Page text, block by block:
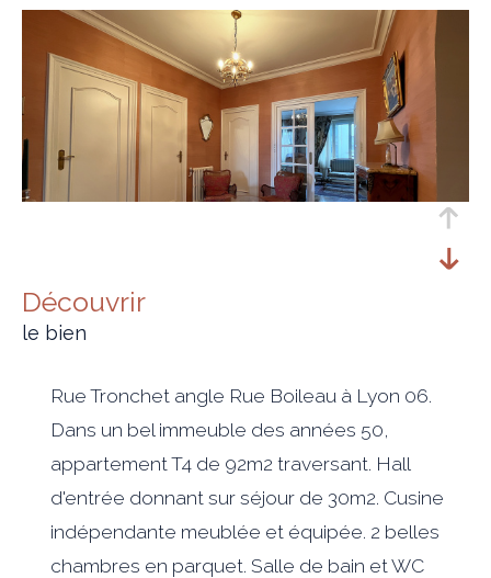
découvrir
le bien
Rue Tronchet angle Rue Boileau à Lyon 06.
Dans un bel immeuble des années 50,
appartement T4 de 92m2 traversant. Hall
d'entrée donnant sur séjour de 30m2. Cusine
indépendante meublée et équipée. 2 belles
chambres en parquet. Salle de bain et WC